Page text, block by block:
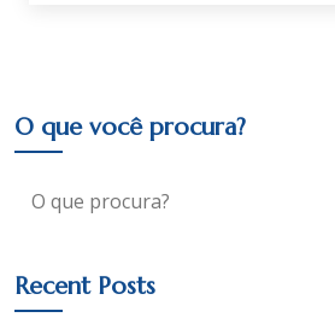
O que você procura?
Recent Posts